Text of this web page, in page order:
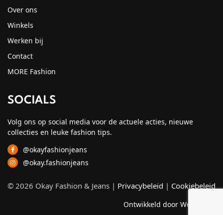
Over ons
Winkels
Werken bij
Contact
MORE Fashion
SOCIALS
Volg ons op social media voor de actuele acties, nieuwe
collecties en leuke fashion tips.
@okayfashionjeans
@okay.fashionjeans
© 2026 Okay Fashion & Jeans | Privacybeleid | Cookiebeleid
Ontwikkeld door Webzuiver